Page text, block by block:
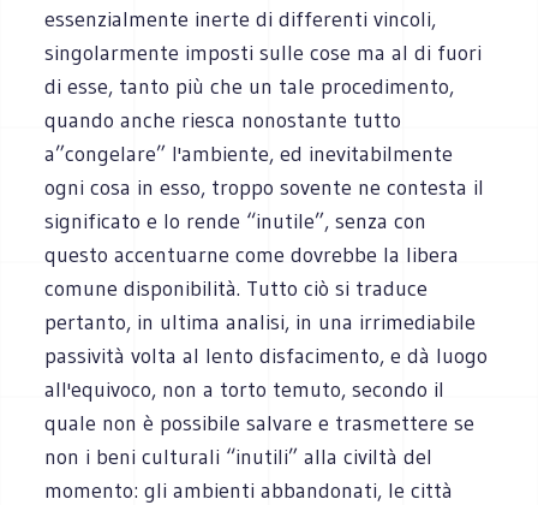
essenzialmente inerte di differenti vincoli,
singolarmente imposti sulle cose ma al di fuori
di esse, tanto più che un tale procedimento,
quando anche riesca nonostante tutto
a”congelare” l'ambiente, ed inevitabilmente
ogni cosa in esso, troppo sovente ne contesta il
significato e lo rende “inutile”, senza con
questo accentuarne come dovrebbe la libera
comune disponibilità. Tutto ciò si traduce
pertanto, in ultima analisi, in una irrimediabile
passività volta al lento disfacimento, e dà luogo
all'equivoco, non a torto temuto, secondo il
quale non è possibile salvare e trasmettere se
non i beni culturali “inutili” alla civiltà del
momento: gli ambienti abbandonati, le città